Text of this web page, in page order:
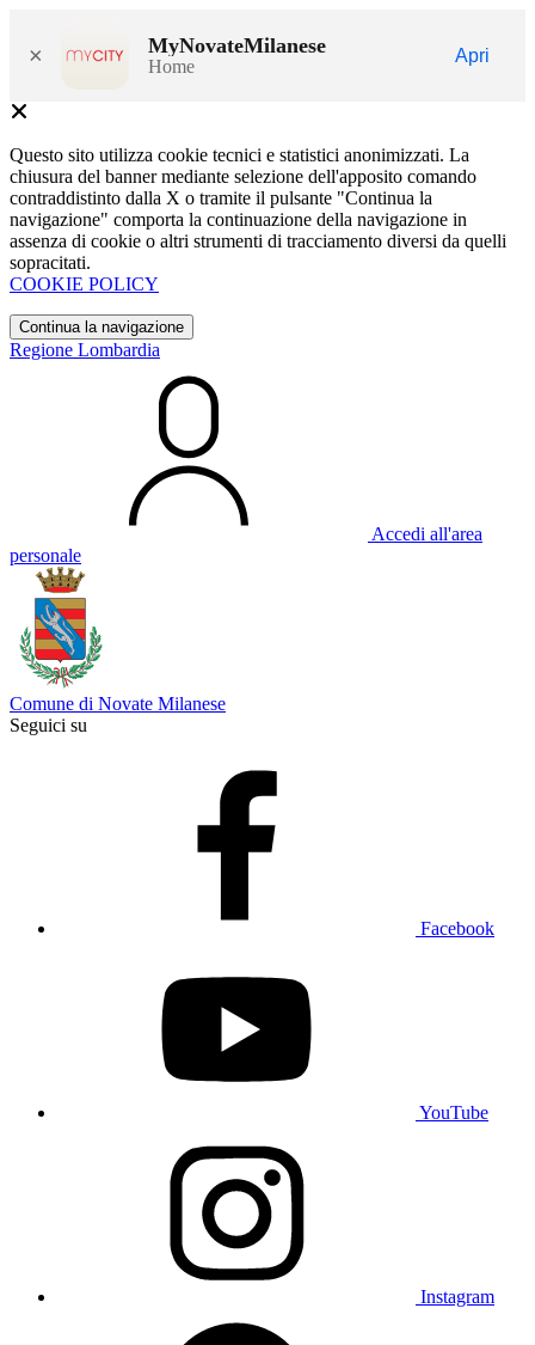
× MyNovateMilanese
Home
Apri
Questo sito utilizza cookie tecnici e statistici anonimizzati. La
chiusura del banner mediante selezione dell'apposito comando
contraddistinto dalla X o tramite il pulsante "Continua la
navigazione" comporta la continuazione della navigazione in
assenza di cookie o altri strumenti di tracciamento diversi da quelli
sopracitati.
COOKIE POLICY
Continua la navigazione
Regione Lombardia
Accedi all'area
personale
Comune di Novate Milanese
Seguici su
Facebook
YouTube
Instagram